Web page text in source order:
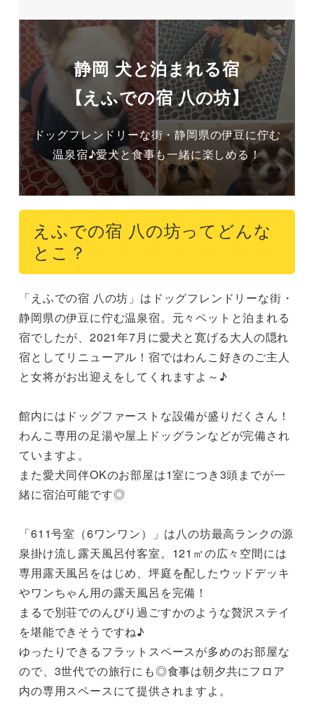
静岡 犬と泊まれる宿
【えふでの宿 八の坊】
ドッグフレンドリーな街・静岡県の伊豆に佇む
温泉宿♪愛犬と食事も一緒に楽しめる！
えふでの宿 八の坊ってどんな
とこ？
「えふでの宿 八の坊」はドッグフレンドリーな街・
静岡県の伊豆に佇む温泉宿。元々ペットと泊まれる
宿でしたが、2021年7月に愛犬と寛げる大人の隠れ
宿としてリニューアル！宿ではわんこ好きのご主人
と女将がお出迎えをしてくれますよ～♪
館内にはドッグファーストな設備が盛りだくさん！
わんこ専用の足湯や屋上ドッグランなどが完備され
ていますよ。
また愛犬同伴OKのお部屋は1室につき3頭までが一
緒に宿泊可能です◎
「611号室（6ワンワン）」は八の坊最高ランクの源
泉掛け流し露天風呂付客室。121㎡の広々空間には
専用露天風呂をはじめ、坪庭を配したウッドデッキ
やワンちゃん用の露天風呂を完備！
まるで別荘でのんびり過ごすかのような贅沢ステイ
を堪能できそうですね♪
ゆったりできるフラットスペースが多めのお部屋な
ので、3世代での旅行にも◎食事は朝夕共にフロア
内の専用スペースにて提供されますよ。